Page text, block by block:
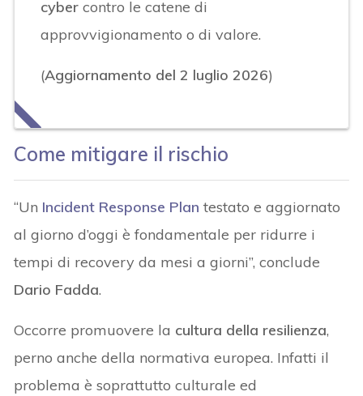
cyber contro le catene di
approvvigionamento o di valore.
(Aggiornamento del 2 luglio 2026)
Come mitigare il rischio
“Un Incident Response Plan testato e aggiornato
al giorno d’oggi è fondamentale per ridurre i
tempi di recovery da mesi a giorni”, conclude
Dario Fadda.
Occorre promuovere la cultura della resilienza,
perno anche della normativa europea. Infatti il
problema è soprattutto culturale ed